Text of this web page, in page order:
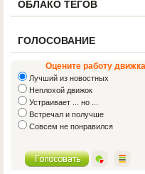
ОБЛАКО ТЕГОВ
ГОЛОСОВАНИЕ
Оцените работу движка
Лучший из новостных
Неплохой движок
Устраивает ... но ...
Встречал и получше
Совсем не понравился